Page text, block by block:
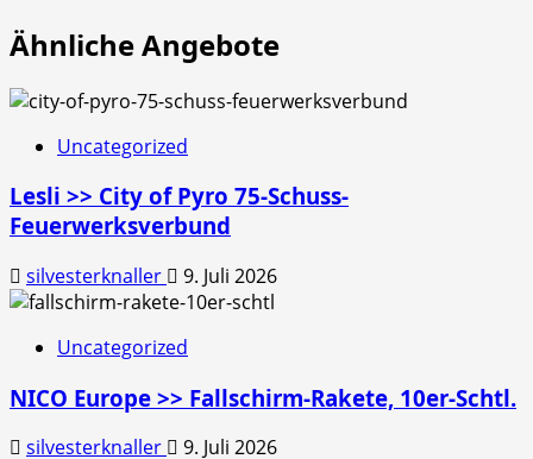
Ähnliche Angebote
Uncategorized
Lesli >> City of Pyro 75-Schuss-
Feuerwerksverbund
silvesterknaller 9. Juli 2026
Uncategorized
NICO Europe >> Fallschirm-Rakete, 10er-Schtl.
silvesterknaller 9. Juli 2026